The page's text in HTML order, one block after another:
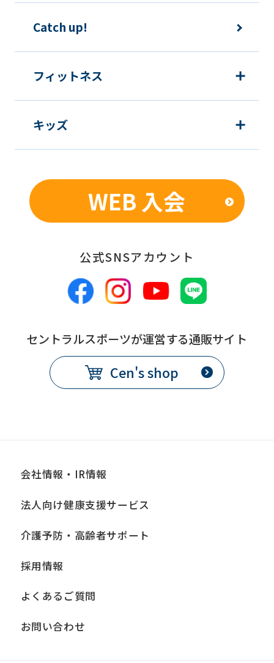
Catch up!
フィットネス
キッズ
WEB 入会
公式SNSアカウント
セントラルスポーツが運営する通販サイト
Cen's shop
会社情報・IR情報
法人向け健康支援サービス
介護予防・高齢者サポート
採用情報
よくあるご質問
お問い合わせ